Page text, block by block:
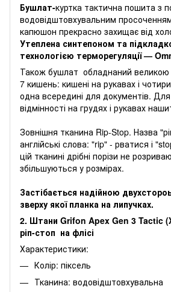
Бушлат-куртка тактична пошита з
водовідштовхувальним
капюшон прекрасно захищає від
Утеплена синтепоном та
технологією терморегуляції —
Також бушлат обладнаний великою
7 кишень: кишені на рукавах і
одна всередині для документів. Для
відмінності на грудях і рукавах
Зовнішня тканина Rip-Stop. Назва
англійські слова: "rip" - рватися і
цій тканині дрібні порізи не
збільшуються у розмірах.
Застібається надійною
зверху якої планка на липучках.
2. Штани Grifon Apex Gen 3 Tactic
ріп-стоп на флісі
Характеристики:
Колір: піксель
Тканина: водовідштовхувальна